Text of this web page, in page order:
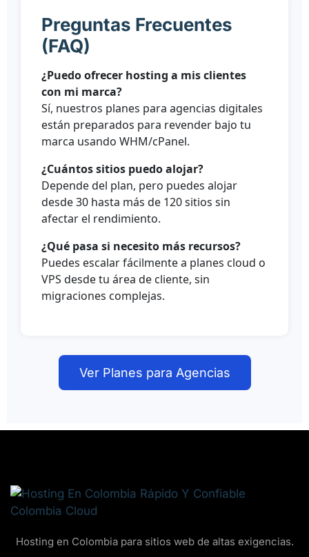
Preguntas Frecuentes
(FAQ)
¿Puedo ofrecer hosting a mis clientes
con mi marca?
Sí, nuestros planes para agencias digitales
están preparados para revender bajo tu
marca usando WHM/cPanel.
¿Cuántos sitios puedo alojar?
Depende del plan, pero puedes alojar
desde 30 hasta más de 120 sitios sin
afectar el rendimiento.
¿Qué pasa si necesito más recursos?
Puedes escalar fácilmente a planes cloud o
VPS desde tu área de cliente, sin
migraciones complejas.
Ver Planes para Agencias
Hosting en Colombia para sitios web de altas exigencias.